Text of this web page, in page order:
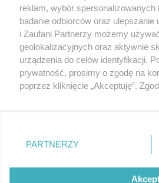
reklam, wybór
badanie odbiorców oraz ulepszanie
i Zaufani Partnerzy możemy
geolokalizacyjnych oraz aktywnie
urządzenia do celów identyfikacji.
prywatność, prosimy o zgodę na
poprzez kliknięcie „Akceptuję”.
prawo sprzeciwić się takiemu
zastosowania tylko na tej witrynie.
PARTNERZY